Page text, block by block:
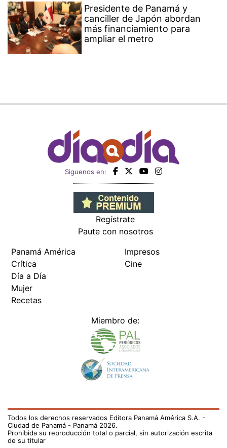
Presidente de Panamá y
canciller de Japón abordan
más financiamiento para
ampliar el metro
Siguenos en:
Regístrate
Paute con nosotros
Panamá América
Crítica
Día a Día
Mujer
Recetas
Impresos
Cine
Miembro de:
Todos los derechos reservados Editora Panamá América S.A. -
Ciudad de Panamá - Panamá 2026.
Prohibida su reproducción total o parcial, sin autorización escrita
de su titular